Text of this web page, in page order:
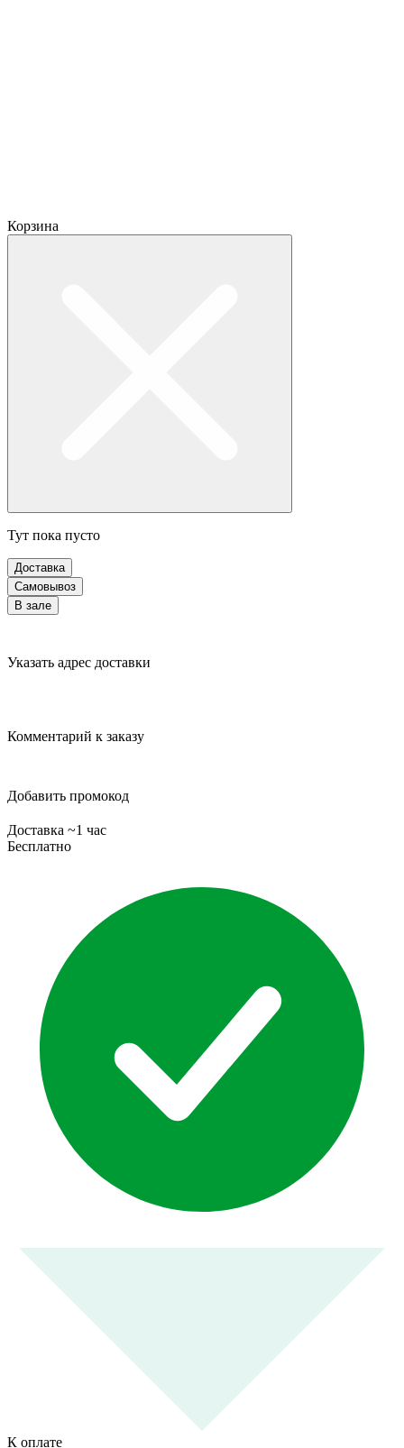
Корзина
Тут пока пусто
Доставка
Самовывоз
В зале
Указать адрес доставки
Комментарий к заказу
Добавить промокод
Доставка ~1 час
Бесплатно
К оплате